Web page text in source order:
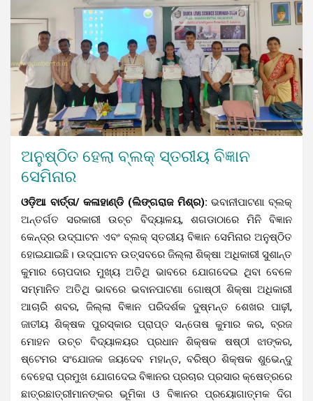
ଅନୁଷ୍ଠିତ ହେଲା ବ୍ଲକ୍ ସ୍ତରୀୟ ବିଜ୍ଞାନ
ସେମିନାର
ଓଡ଼ିଆ ବାର୍ତ୍ତା/ କଳାହାଣ୍ଡି (ଲିଙ୍ଗରାଜ ମିଶ୍ର): ଭବାନୀପାଟଣା ବ୍ଲକ୍
ଅନ୍ତର୍ଗତ ସରକାରୀ ଉଚ୍ଚ ବିଦ୍ୟାଳୟ, ଶଗଡାଠାରେ ମିନି ବିଜ୍ଞାନ
କେନ୍ଦ୍ର ଉଦ୍ଘାଟନ ଏବଂ ବ୍ଲକ୍ ସ୍ତରୀୟ ବିଜ୍ଞାନ ସେମିନାର ଅନୁଷ୍ଠିତ
ହୋଇଯାଇଛି। ଉଦ୍ଘାଟନ ଉତ୍ସବରେ ଜିଲ୍ଲା ଶିକ୍ଷା ଅଧିକାରୀ ସୁଶାନ୍ତ
କୁମାର ଚୋପଦାର ମୁଖ୍ୟ ଅତିଥି ଭାବରେ ଯୋଗଦେଇ ଥିବା ବେଳେ
ସମ୍ମାନିତ ଅତିଥି ଭାବରେ ଭବାନପାଟଣା ଗୋଷ୍ଠୀ ଶିକ୍ଷା ଅଧିକାରୀ
ଆଚାରି ଶବର, ଜିଲ୍ଲା ବିଜ୍ଞାନ ପରିଦର୍ଶକ ଦୁଷ୍ମନ୍ତ ଶେଖର ପାଢ଼ୀ,
ଜାତୀୟ ଶିକ୍ଷକ ପୁରସ୍କାର ପ୍ରାପ୍ତ ସନ୍ତୋଷ କୁମାର କର, ବ୍ରଜ
ମୋହନ ଉଚ୍ଚ ବିଦ୍ୟାଳୟର ପ୍ରଧାନ ଶିକ୍ଷକ ଷଷ୍ଠୀ ଝାଙ୍କର,
ଷ୍ଟେମର ସଂଯୋଜକ ଜୟଦେବ ମହାନ୍ତ, ବରିଷ୍ଠ ଶିକ୍ଷକ ଶୁଭେନ୍ଦୁ
ବେହେରା ପ୍ରମୁଖ ଯୋଗଦେଇ ବିଜ୍ଞାନର ପ୍ରଚାର ପ୍ରସାର କ୍ଷେତ୍ରରେ
ଛାତ୍ରଛାତ୍ରୀମାନଙ୍କର ଭୂମିକା ଓ ବିଜ୍ଞାନର ପ୍ରୟୋଗାତ୍ମକ ଦିଗ